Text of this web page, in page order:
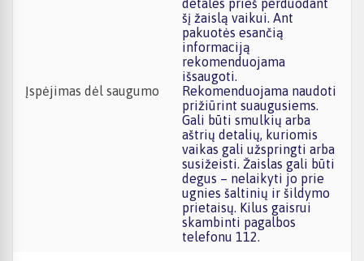
Įspėjimas dėl saugumo
detales prieš perduodant
šį žaislą vaikui. Ant
pakuotės esančią
informaciją
rekomenduojama
išsaugoti.
Rekomenduojama naudoti
prižiūrint suaugusiems.
Gali būti smulkių arba
aštrių detalių, kuriomis
vaikas gali užspringti arba
susižeisti. Žaislas gali būti
degus – nelaikyti jo prie
ugnies šaltinių ir šildymo
prietaisų. Kilus gaisrui
skambinti pagalbos
telefonu 112.